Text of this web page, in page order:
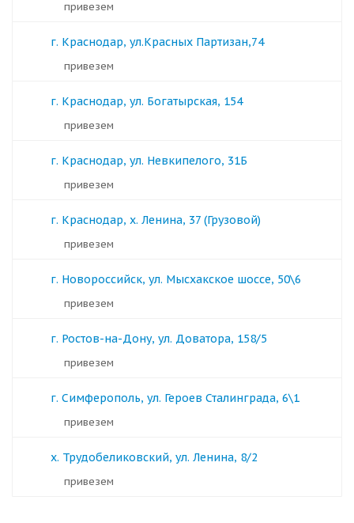
Привезем
г. Краснодар, ул.Красных Партизан,74
Привезем
г. Краснодар, ул. Богатырская, 154
Привезем
г. Краснодар, ул. Невкипелого, 31Б
Привезем
г. Краснодар, х. Ленина, 37 (Грузовой)
Привезем
г. Новороссийск, ул. Мысхакское шоссе, 50\6
Привезем
г. Ростов-на-Дону, ул. Доватора, 158/5
Привезем
г. Симферополь, ул. Героев Сталинграда, 6\1
Привезем
х. Трудобеликовский, ул. Ленина, 8/2
Привезем